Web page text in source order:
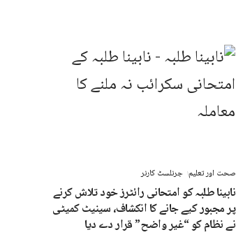
صحت اور تعلیم جرنلسٹ کارنر
نابینا طلبہ کو امتحانی رائٹرز خود تلاش کرنے
پر مجبور کیے جانے کا انکشاف، سینیٹ کمیٹی
نے نظام کو “غیر واضح” قرار دے دیا